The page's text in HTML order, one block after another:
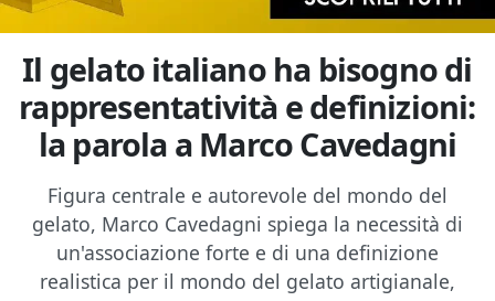
Il gelato italiano ha bisogno di
rappresentatività e definizioni:
la parola a Marco Cavedagni
Figura centrale e autorevole del mondo del
gelato, Marco Cavedagni spiega la necessità di
un'associazione forte e di una definizione
realistica per il mondo del gelato artigianale,